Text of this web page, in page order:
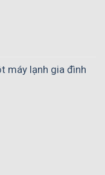
máy lạnh gia đình